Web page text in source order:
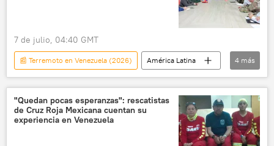
7 de julio, 04:40 GMT
📰 Terremoto en Venezuela (2026)
América Latina
política
Delcy Rodríguez
EEUU
Caracas
4 más
"Quedan pocas esperanzas": rescatistas
de Cruz Roja Mexicana cuentan su
experiencia en Venezuela